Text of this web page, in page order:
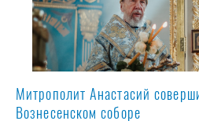
Митрополит Анастасий
Вознесенском соборе